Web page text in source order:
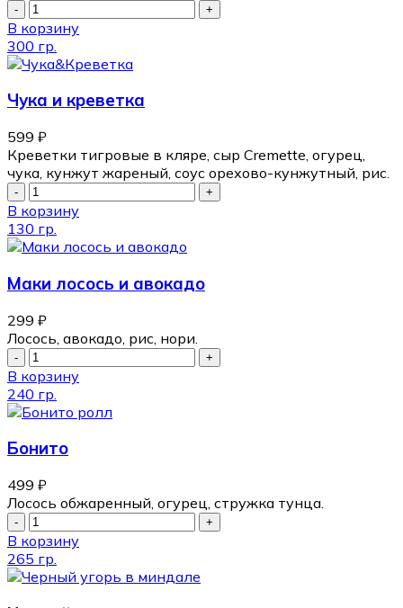
В корзину
300 гр.
Чука и креветка
599 ₽
Креветки тигровые в кляре, сыр Cremette, огурец,
чука, кунжут жареный, соус орехово-кунжутный, рис.
В корзину
130 гр.
Маки лосось и авокадо
299 ₽
Лосось, авокадо, рис, нори.
В корзину
240 гр.
Бонито
499 ₽
Лосось обжаренный, огурец, стружка тунца.
В корзину
265 гр.